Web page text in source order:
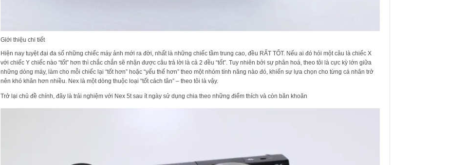
Giới thiệu chi tiết
Hiện nay tuyệt đại đa số những chiếc máy ảnh mới ra đời, nhất là những chiếc tầm trung cao, đều RẤT TỐT. Nếu ai đó hỏi một câu là chiếc X
với chiếc Y chiếc nào “tốt” hơn thì chắc chắn sẽ nhận được câu trả lời là cả 2 đều “tốt”. Tuy nhiên bởi sự phân hoá, theo tôi là cực kỳ lớn giữa
những dòng máy, làm cho mỗi chiếc lại “tốt hơn” hoặc “yếu thế hơn” theo một nhóm tính năng nào đó, khiến sự lựa chọn cho từng cá nhân trở
nên khó khăn hơn nhiều. Nex là một dòng thuộc loại “tốt cách tân” – theo tôi là vậy.
Trở lại chủ đề chính, đây là trải nghiệm với Nex 5t sau ít ngày sử dụng chia theo những điểm thích và còn băn khoăn